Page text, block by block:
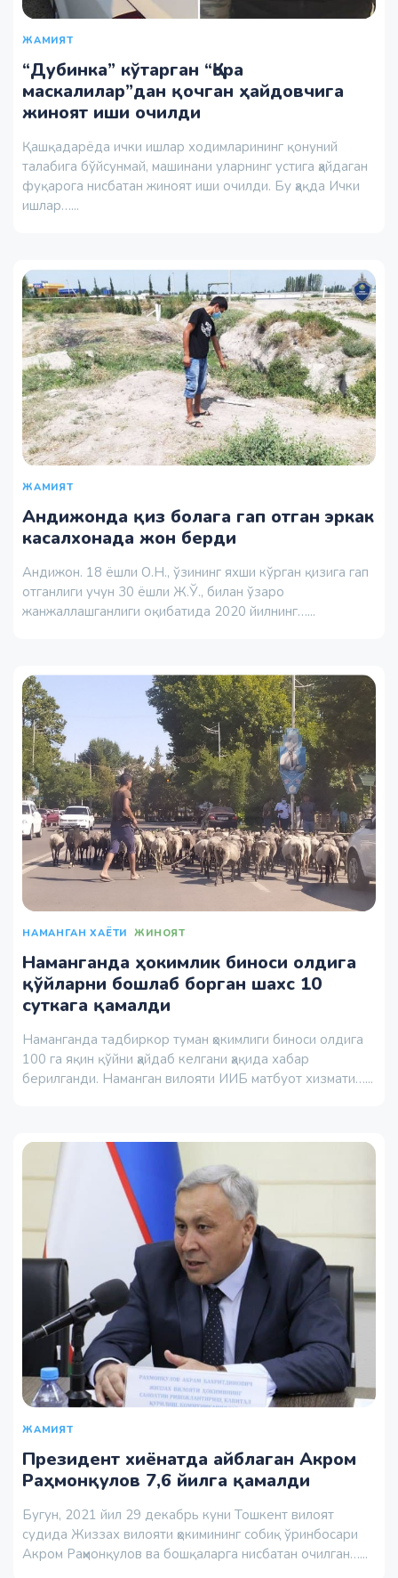
ЖАМИЯТ
“Дубинка” кўтарган “Қора
маскалилар”дан қочган ҳайдовчига
жиноят иши очилди
Қашқадарёда ички ишлар ходимларининг қонуний
талабига бўйсунмай, машинани уларнинг устига ҳайдаган
фуқарога нисбатан жиноят иши очилди. Бу ҳақда Ички
ишлар…...
ЖАМИЯТ
Андижонда қиз болага гап отган эркак
касалхонада жон берди
Андижон. 18 ёшли О.Н., ўзининг яхши кўрган қизига гап
отганлиги учун 30 ёшли Ж.Ў., билан ўзаро
жанжаллашганлиги оқибатида 2020 йилнинг…...
НАМАНГАН ХАЁТИ ЖИНОЯТ
Наманганда ҳокимлик биноси олдига
қўйларни бошлаб борган шахс 10
суткага қамалди
Наманганда тадбиркор туман ҳокимлиги биноси олдига
100 га яқин қўйни ҳайдаб келгани ҳақида хабар
берилганди. Наманган вилояти ИИБ матбуот хизмати…...
ЖАМИЯТ
Президент хиёнатда айблаган Акром
Раҳмонқулов 7,6 йилга қамалди
Бугун, 2021 йил 29 декабрь куни Тошкент вилоят
судида Жиззах вилояти ҳокимининг собиқ ўринбосари
Акром Раҳмонқулов ва бошқаларга нисбатан очилган…...